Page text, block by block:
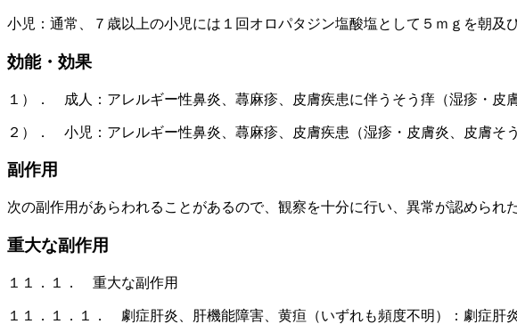
小児：通常、７歳以上の小児には１回オロパタジン塩酸塩として５ｍｇを朝及
効能・効果
１）． 成人：アレルギー性鼻炎、蕁麻疹、皮膚疾患に伴うそう痒（湿疹・皮
２）． 小児：アレルギー性鼻炎、蕁麻疹、皮膚疾患（湿疹・皮膚炎、皮膚そ
副作用
次の副作用があらわれることがあるので、観察を十分に行い、異常が認められ
重大な副作用
１１．１． 重大な副作用
１１．１．１． 劇症肝炎、肝機能障害、黄疸（いずれも頻度不明）：劇症肝